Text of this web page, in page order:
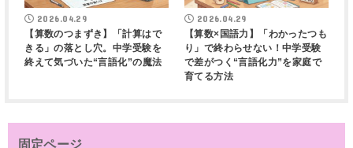
2026.04.29
【算数のつまずき】「計算はで
きる」の落とし穴。中学受験を
終えて気づいた“言語化”の魔法
2026.04.29
【算数×国語力】「わかったつも
り」で終わらせない！中学受験
で差がつく“言語化力”を家庭で
育てる方法
固定ページ